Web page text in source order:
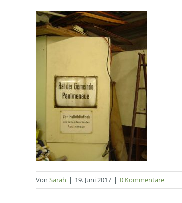
Von Sarah | 19. Juni 2017 | 0 Kommentare